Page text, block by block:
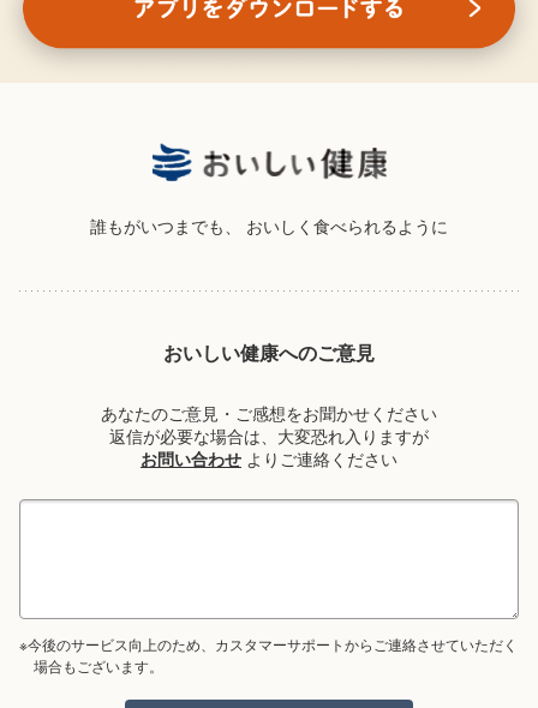
誰もがいつまでも、 おいしく食べられるように
おいしい健康へのご意見
あなたのご意見・ご感想をお聞かせください
返信が必要な場合は、大変恐れ入りますが
お問い合わせ よりご連絡ください
※今後のサービス向上のため、カスタマーサポートからご連絡させていただく
場合もございます。